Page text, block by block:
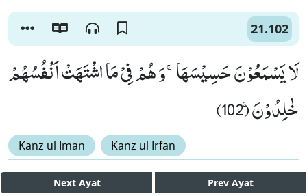
21.102
لَا یَسْمَعُوْنَ حَسِیْسَهَاۚ-وَ هُمْ فِیْ مَا اشْتَهَتْ اَنْفُسُهُمْ
خٰلِدُوْنَۚ (102)
Kanz ul Iman Kanz ul Irfan
Next Ayat Prev Ayat